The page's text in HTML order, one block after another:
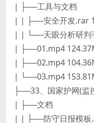
| ├──工具与文档
| | ├──安全开发.rar
| | └──天眼分析研判
| ├──01.mp4
| ├──02.mp4
| └──03.mp4
├──33、国家护网(监
| ├──文档
| | ├──防守日报模板